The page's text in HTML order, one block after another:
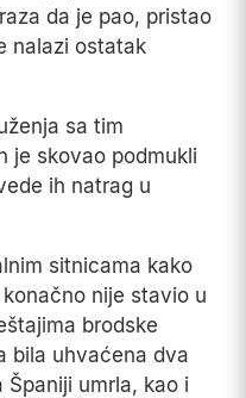
da je pao, pristao
nalazi ostatak
sa tim
je skovao podmukli
ih natrag u
sitnicama kako
nije stavio u
brodske
bila uhvaćena dva
umrla, kao i